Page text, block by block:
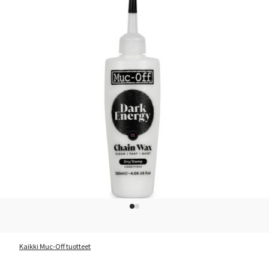
Kaikki Muc-Off tuotteet